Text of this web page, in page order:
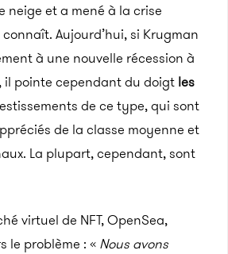
neige et a mené à la crise
Aujourd’hui, si Krugman
à une nouvelle récession à
il pointe cependant du doigt les
de ce type, qui sont
de la classe moyenne et
La plupart, cependant, sont
virtuel de NFT, OpenSea,
le problème : « Nous avons